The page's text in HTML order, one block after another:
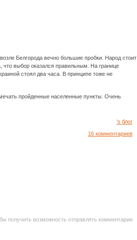
Белгорода вечно большие пробки. Народ стоит
что выбор оказался правильным. На границе
стоял два часа. В принципе тоже не
пройденные населенные пункты. Очень
's блог
16 комментариев
получить возможность отправлять комментарии